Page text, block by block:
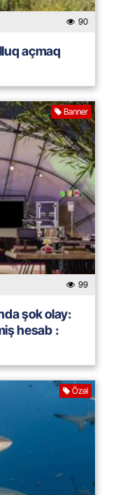
90
açmaq
Banner
99
şok olay:
hesab :
Özəl